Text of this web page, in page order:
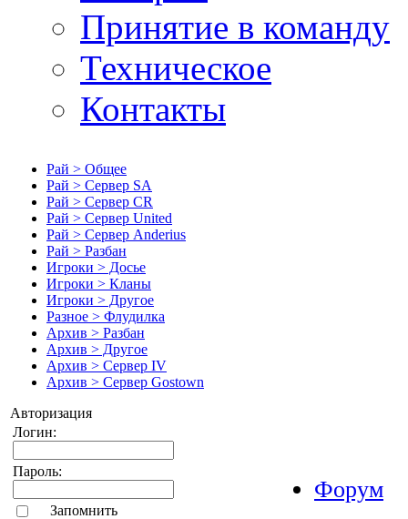
Принятие в команду
Техническое
Контакты
Рай > Общее
Рай > Сервер SA
Рай > Сервер CR
Рай > Сервер United
Рай > Сервер Anderius
Рай > Разбан
Игроки > Досье
Игроки > Кланы
Игроки > Другое
Разное > Флудилка
Архив > Разбан
Архив > Другое
Архив > Сервер IV
Архив > Сервер Gostown
Авторизация
Логин:
Пароль:
Запомнить
Форум